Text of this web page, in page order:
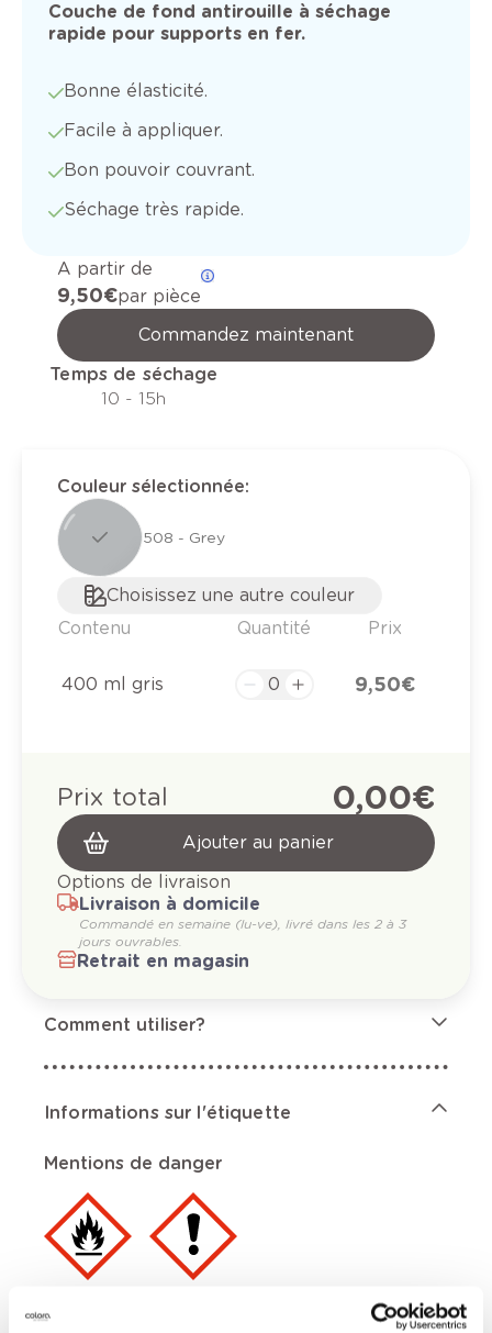
Couche de fond antirouille à séchage
rapide pour supports en fer.
Bonne élasticité.
Facile à appliquer.
Bon pouvoir couvrant.
Séchage très rapide.
A partir de
9,50 €par pièce
Commandez maintenant
Temps de séchage
10 - 15h
Couleur sélectionnée:
508 - Grey
Choisissez une autre couleur
Contenu
Quantité Prix
400 ml gris 9,50 €
Prix total 0,00 €
Ajouter au panier
Options de livraison
Livraison à domicile
Commandé en semaine (lu-ve), livré dans les 2 à 3
jours ouvrables.
Retrait en magasin
Comment utiliser?
Informations sur l'étiquette
Mentions de danger
Contient acétate d'éthyle; acétate de n-butyle.